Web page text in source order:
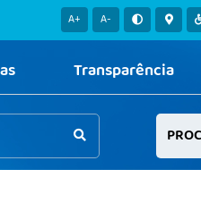
A+ A-
Transparência